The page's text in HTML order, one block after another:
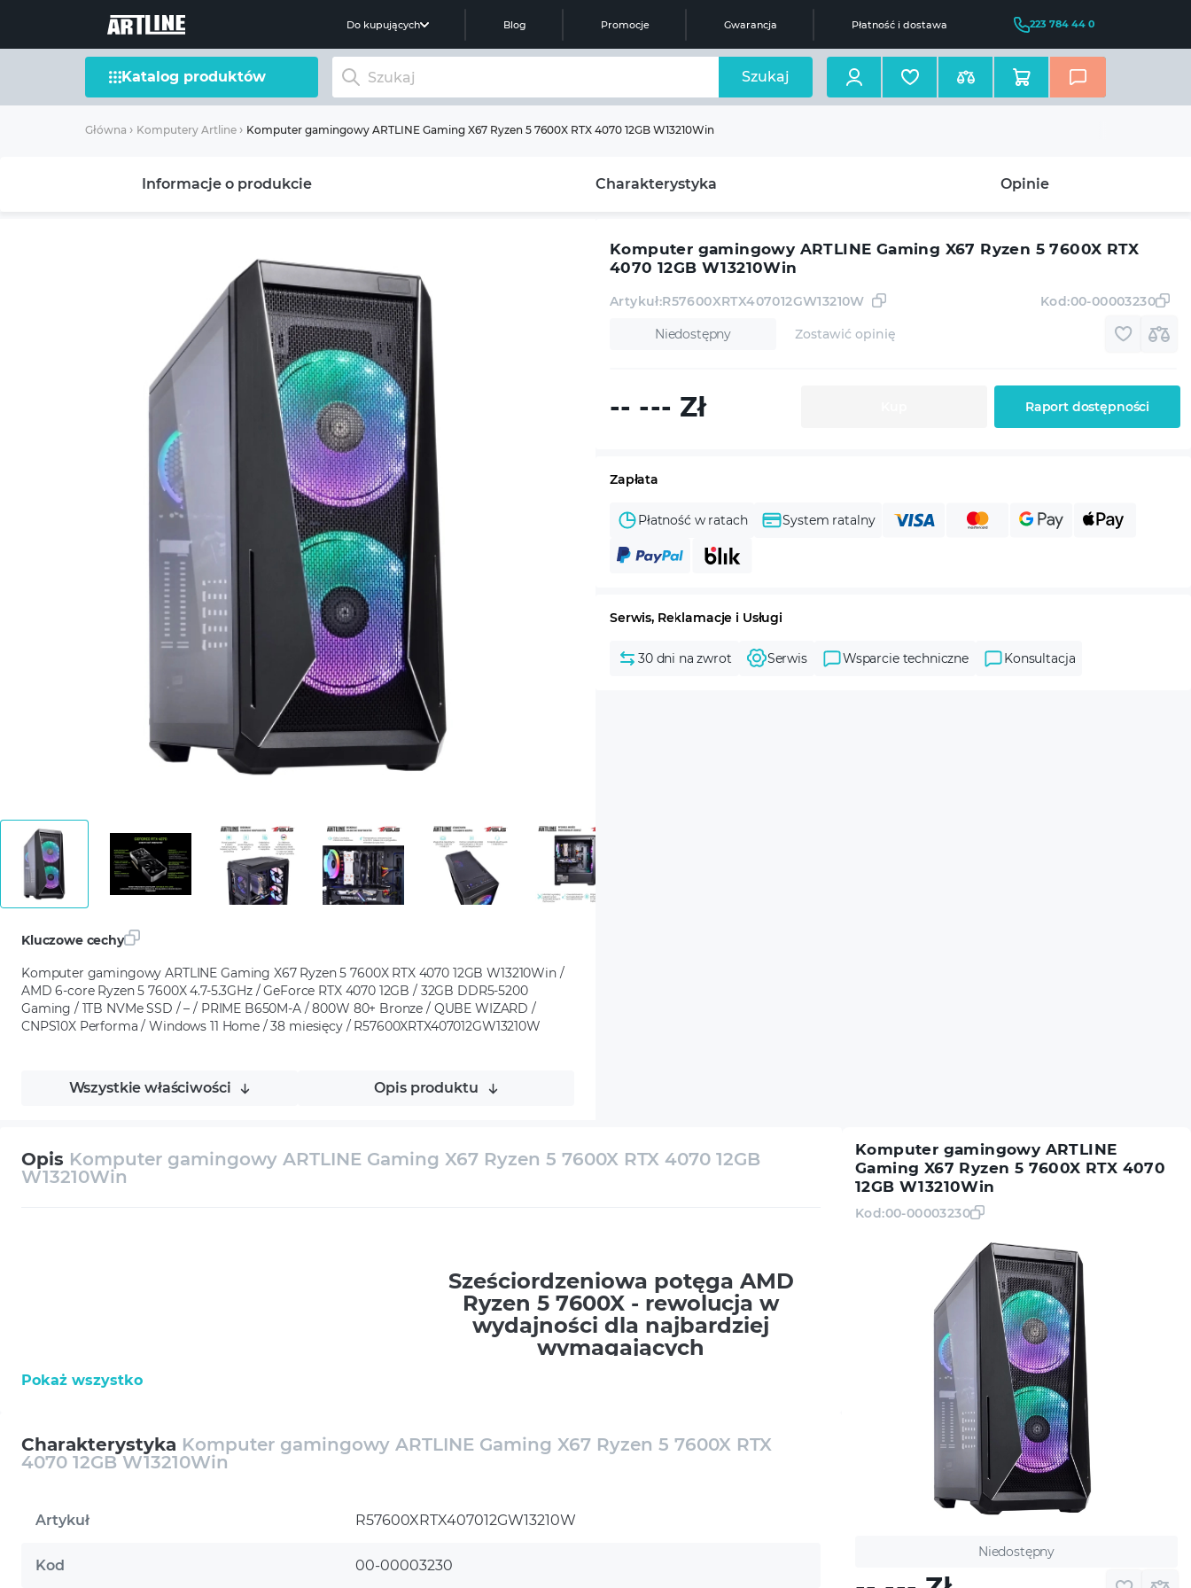
Do kupujących Blog Promocje Gwarancja Płatność i dostawa 223 784 44 0
Katalog produktów Szukaj
Główna Komputery Artline Komputer gamingowy ARTLINE Gaming X67 Ryzen 5 7600X RTX 4070 12GB W13210Win
Informacje o produkcie Charakterystyka Opinie
Kluczowe cechy
Komputer gamingowy ARTLINE Gaming X67 Ryzen 5 7600X RTX 4070 12GB W13210Win /
AMD 6-core Ryzen 5 7600X 4.7-5.3GHz / GeForce RTX 4070 12GB / 32GB DDR5-5200
Gaming / 1TB NVMe SSD / – / PRIME B650M-A / 800W 80+ Bronze / QUBE WIZARD /
CNPS10X Performa / Windows 11 Home / 38 miesięcy / R57600XRTX407012GW13210W
Wszystkie właściwości Opis produktu
Komputer gamingowy ARTLINE Gaming X67 Ryzen 5 7600X RTX
4070 12GB W13210Win
Niedostępny
Artykuł:R57600XRTX407012GW13210W
Zostawić opinię
Kod:00-00003230
-- --- Zł Raport dostępności
Zapłata
Płatność w ratach System ratalny
Serwis, Reklamacje i Usługi
30 dni na zwrot Serwis Wsparcie techniczne Konsultacja
Opis Komputer gamingowy ARTLINE Gaming X67 Ryzen 5 7600X RTX 4070 12GB
W13210Win
Sześciordzeniowa potęga AMD
Ryzen 5 7600X - rewolucja w
wydajności dla najbardziej
wymagających
rozwiązanie dla entuzjastów komputerowych,
takich jak gaming, edycja wideo oraz praca z
obliczeniowej. Zintegrowany z nowoczesnymi
Pokaż wszystko
Charakterystyka Komputer gamingowy ARTLINE Gaming X67 Ryzen 5 7600X RTX
4070 12GB W13210Win
Artykuł R57600XRTX407012GW13210W
Kod 00-00003230
Komputer gamingowy ARTLINE
Gaming X67 Ryzen 5 7600X RTX 4070
12GB W13210Win
Kod:00-00003230
Niedostępny